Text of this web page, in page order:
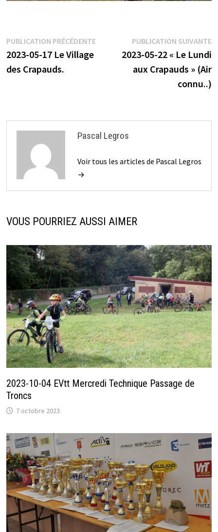
Navigation
de
l’article
PUBLICATION PRÉCÉDENTEPublication
précédente :
2023-05-17 Le Village
des Crapauds.
PUBLICATION SUIVANTE
2023-05-22 « Le Lundi
aux Crapauds » (Air
connu..)
Pascal Legros
Voir tous les articles de Pascal Legros
→
VOUS POURRIEZ AUSSI AIMER
2023-10-04 EVtt Mercredi Technique Passage de
Troncs
7 octobre 2023